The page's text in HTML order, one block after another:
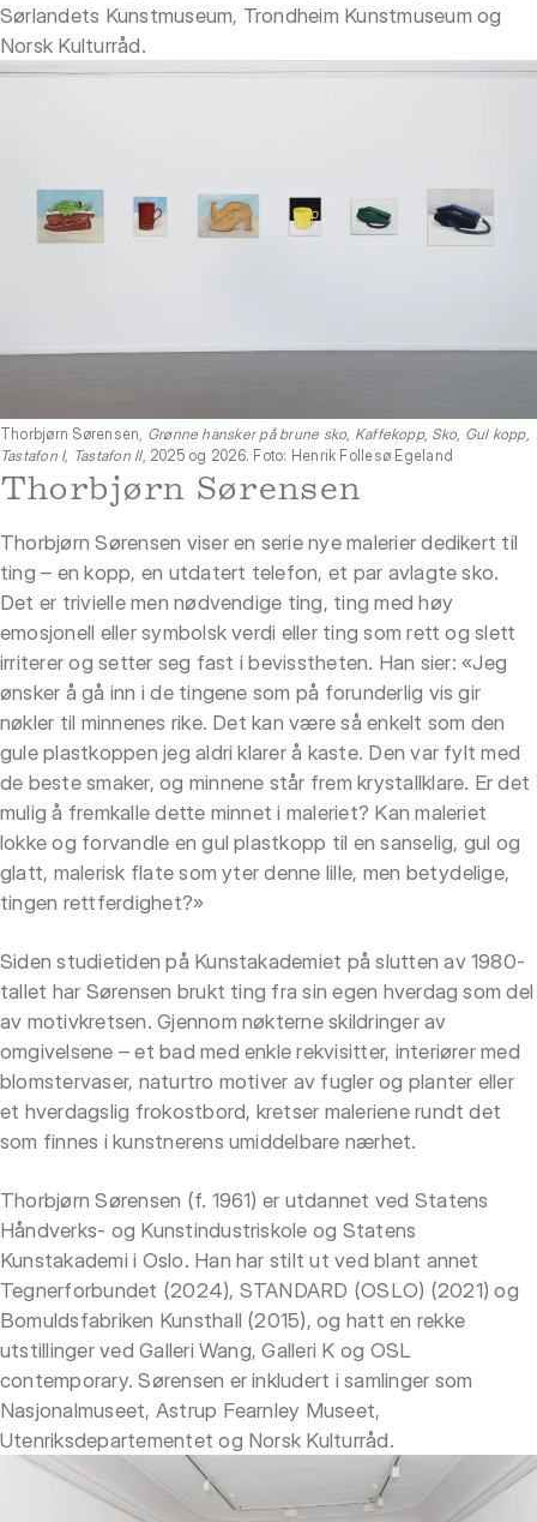
Sørlandets Kunstmuseum, Trondheim Kunstmuseum og
Norsk Kulturråd.
Thorbjørn Sørensen, Grønne hansker på brune sko Kaffekopp, Sko Gul kopp,
Tastafon I, Tastafon II, 2025 og 2026. Foto: Henrik Follesø Egeland
Thorbjørn Sørensen
Thorbjørn Sørensen viser en serie nye malerier dedikert til
ting – en kopp, en utdatert telefon, et par avlagte sko.
Det er trivielle men nødvendige ting, ting med høy
emosjonell eller symbolsk verdi eller ting som rett og slett
irriterer og setter seg fast i bevisstheten. Han sier: «Jeg
ønsker å gå inn i de tingene som på forunderlig vis gir
nøkler til minnenes rike. Det kan være så enkelt som den
gule plastkoppen jeg aldri klarer å kaste. Den var fylt med
de beste smaker, og minnene står frem krystallklare. Er det
mulig å fremkalle dette minnet i maleriet? Kan maleriet
lokke og forvandle en gul plastkopp til en sanselig, gul og
glatt, malerisk flate som yter denne lille, men betydelige,
tingen rettferdighet?»
Siden studietiden på Kunstakademiet på slutten av 1980-
tallet har Sørensen brukt ting fra sin egen hverdag som del
av motivkretsen. Gjennom nøkterne skildringer av
omgivelsene – et bad med enkle rekvisitter, interiører med
blomstervaser, naturtro motiver av fugler og planter eller
et hverdagslig frokostbord, kretser maleriene rundt det
som finnes i kunstnerens umiddelbare nærhet.
Thorbjørn Sørensen (f. 1961) er utdannet ved Statens
Håndverks- og Kunstindustriskole og Statens
Kunstakademi i Oslo. Han har stilt ut ved blant annet
Tegnerforbundet (2024), STANDARD (OSLO) (2021) og
Bomuldsfabriken Kunsthall (2015), og hatt en rekke
utstillinger ved Galleri Wang, Galleri K og OSL
contemporary. Sørensen er inkludert i samlinger som
Nasjonalmuseet, Astrup Fearnley Museet,
Utenriksdepartementet og Norsk Kulturråd.